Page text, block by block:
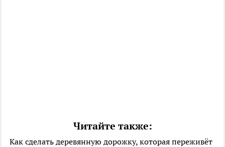
Читайте также:
Как сделать деревянную дорожку, которая переживёт